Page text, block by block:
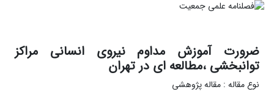
ضرورت آموزش مداوم نیروی انسانی مراکز
توانبخشی ،مطالعه ای در تهران
نوع مقاله : مقاله پژوهشی